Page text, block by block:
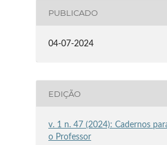
PUBLICADO
04-07-2024
EDIÇÃO
v. 1 n. 47 (2024): Cadernos
o Professor